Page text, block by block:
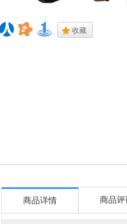
. 收藏
商品详情 商品评